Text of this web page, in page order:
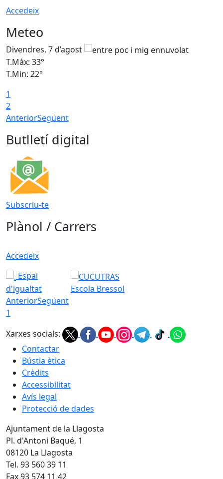
Accedeix
Meteo
Divendres, 7 d’agost
T.Màx: 33°
T.Min: 22°
1
2
AnteriorSegüent
Butlletí digital
Subscriu-te
Plànol / Carrers
Accedeix
Espai
d'igualtat
Escola Bressol
AnteriorSegüent
1
Xarxes socials:
Contactar
Bústia ètica
Crèdits
Accessibilitat
Avís legal
Protecció de dades
Ajuntament de la Llagosta
Pl. d'Antoni Baqué, 1
08120 La Llagosta
Tel. 93 560 39 11
Fax 93 574 11 42